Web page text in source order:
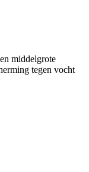
middelgrote
tegen vocht